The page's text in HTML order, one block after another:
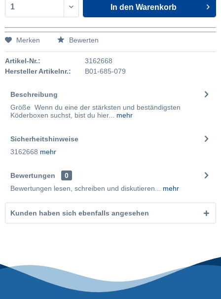
In den Warenkorb
Merken Bewerten
Artikel-Nr.:
3162668
Hersteller Artikelnr.:
B01-685-079
Beschreibung
Größe Wenn du eine der stärksten und beständigsten
Köderboxen suchst, bist du hier...
mehr
Sicherheitshinweise
3162668 mehr
Bewertungen
0
Bewertungen lesen, schreiben und diskutieren...
mehr
Kunden haben sich ebenfalls angesehen